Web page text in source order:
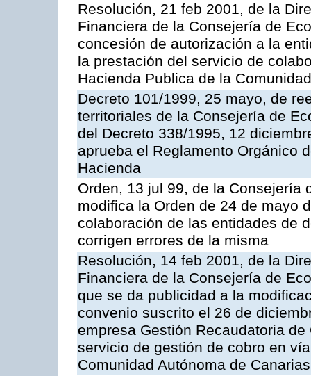
Resolución, 21 feb 2001, de la
Financiera de la Consejería de
concesión de autorización a la
la prestación del servicio de
Hacienda Publica de la
Decreto 101/1999, 25 mayo, de
territoriales de la Consejería de
del Decreto 338/1995, 12
aprueba el Reglamento Orgánico
Hacienda
Orden, 13 jul 99, de la Consejería
modifica la Orden de 24 de mayo
colaboración de las entidades de
corrigen errores de la misma
Resolución, 14 feb 2001, de la
Financiera de la Consejería de
que se da publicidad a la
convenio suscrito el 26 de
empresa Gestión Recaudatoria
servicio de gestión de cobro en
Comunidad Autónoma de Canarias